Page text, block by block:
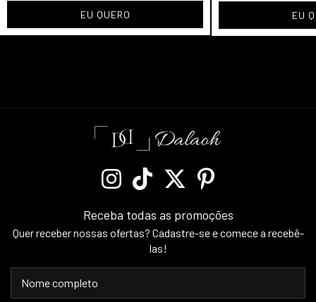
EU QUERO EU
Receba todas as promoções
Quer receber nossas ofertas? Cadastre-se e comece a recebê-
las!